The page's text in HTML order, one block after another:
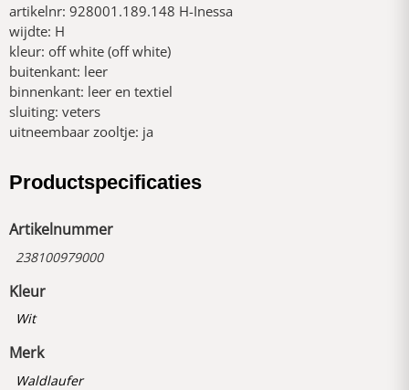
artikelnr: 928001.189.148 H-Inessa
wijdte: H
kleur: off white (off white)
buitenkant: leer
binnenkant: leer en textiel
sluiting: veters
uitneembaar zooltje: ja
Productspecificaties
Artikelnummer
238100979000
Kleur
Wit
Merk
Waldlaufer